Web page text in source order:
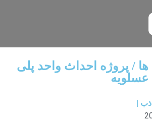
ها / پروژه احداث واحد پلی
عسلویه
|